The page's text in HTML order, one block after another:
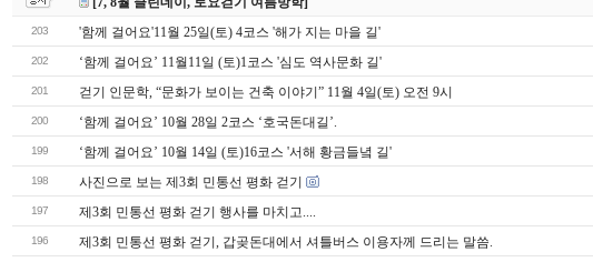
203 '함께 걸어요'11월 25일(토) 4코스 '해가 지는 마을 길'
202 ‘함께 걸어요’ 11월11일 (토)1코스 '심도 역사문화 길'
201 걷기 인문학, “문화가 보이는 건축 이야기” 11월 4일(토) 오전 9시
200 ‘함께 걸어요’ 10월 28일 2코스 ‘호국돈대길’.
199 ‘함께 걸어요’ 10월 14일 (토)16코스 '서해 황금들녘 길'
198 사진으로 보는 제3회 민통선 평화 걷기
197 제3회 민통선 평화 걷기 행사를 마치고....
196 제3회 민통선 평화 걷기, 갑곶돈대에서 셔틀버스 이용자께 드리는 말씀.